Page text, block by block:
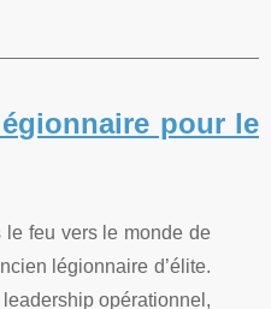
pour le
le feu vers le monde de
légionnaire d’élite.
opérationnel,